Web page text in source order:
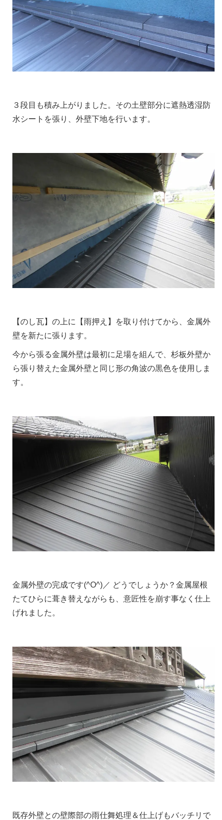
３段目も積み上がりました。その土壁部分に遮熱透湿防
水シートを張り、外壁下地を行います。
【のし瓦】の上に【雨押え】を取り付けてから、金属外
壁を新たに張ります。
今から張る金属外壁は最初に足場を組んで、杉板外壁か
ら張り替えた金属外壁と同じ形の角波の黒色を使用しま
す。
金属外壁の完成です(^O^)／ どうでしょうか？金属屋根
たてひらに葺き替えながらも、意匠性を崩す事なく仕上
げれました。
既存外壁との壁際部の雨仕舞処理＆仕上げもバッチリで